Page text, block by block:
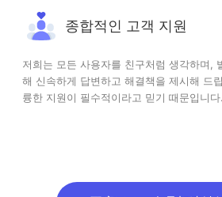
종합적인 고객 지원
저희는 모든 사용자를 친구처럼 생각하며,
해 신속하게 답변하고 해결책을 제시해 드
륭한 지원이 필수적이라고 믿기 때문입니다.